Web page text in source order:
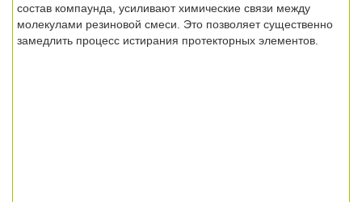
состав компаунда, усиливают химические связи между
молекулами резиновой смеси. Это позволяет существенно
замедлить процесс истирания протекторных элементов.